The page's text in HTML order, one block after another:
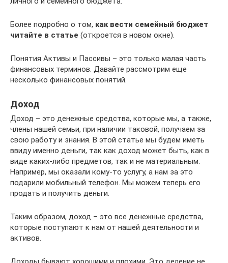
Более подробно о том, как вести семейный бюджет
читайте в статье (откроется в новом окне).
Понятия Активы и Пассивы – это только малая часть
финансовых терминов. Давайте рассмотрим еще
несколько финансовых понятий.
Доход
Доход – это денежные средства, которые мы, а также,
члены нашей семьи, при наличии таковой, получаем за
свою работу и знания. В этой статье мы будем иметь
ввиду именно деньги, так как доход может быть, как в
виде каких-либо предметов, так и не материальным.
Например, мы оказали кому-то услугу, а нам за это
подарили мобильный телефон. Мы можем теперь его
продать и получить деньги.
Таким образом, доход – это все денежные средства,
которые поступают к нам от нашей деятельности и
активов.